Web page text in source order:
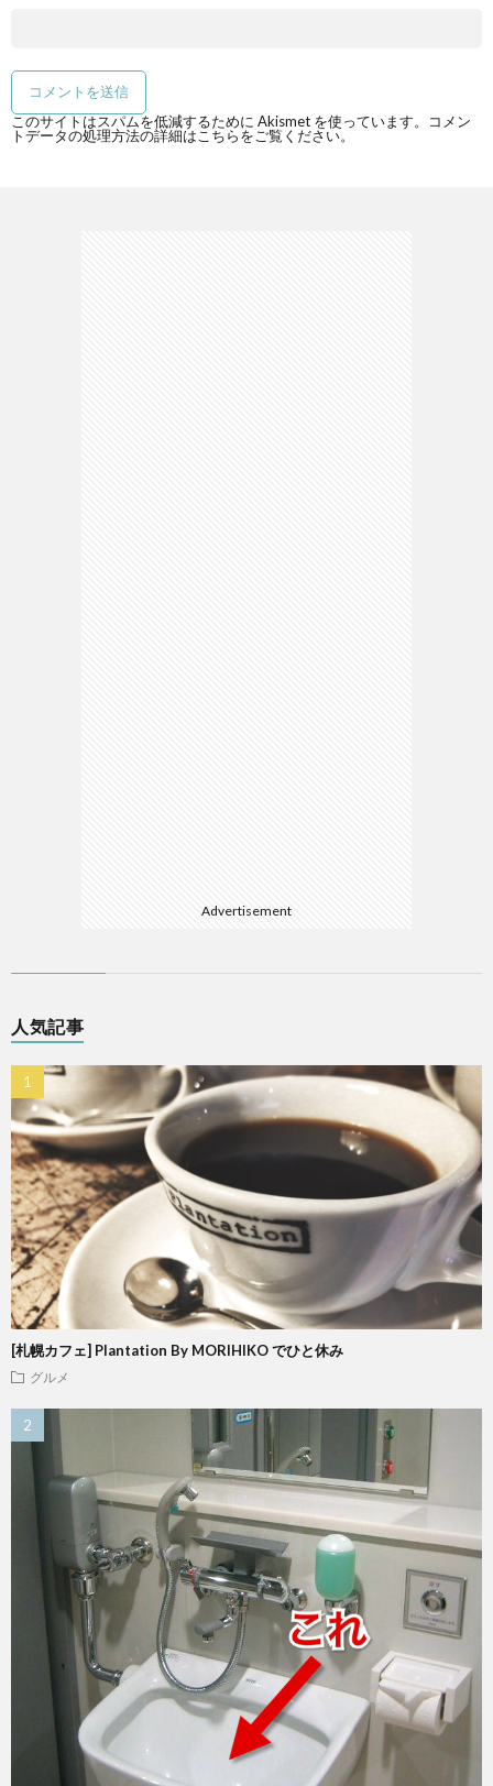
このサイトはスパムを低減するために Akismet を使っています。
コメン
トデータの処理方法の詳細はこちらをご覧ください。
Advertisement
人気記事
[札幌カフェ] Plantation By MORIHIKO でひと休み
グルメ